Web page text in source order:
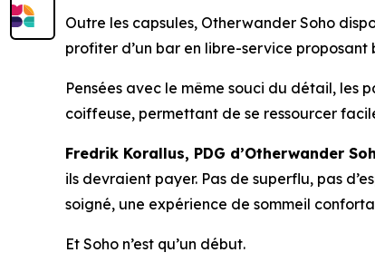
Outre les capsules, Otherwander Soho
profiter d’un bar en libre-service proposant
Pensées avec le même souci du détail, les
coiffeuse, permettant de se ressourcer
Fredrik Korallus, PDG d’Otherwander
ils devraient payer. Pas de superflu, pas
soigné, une expérience de sommeil
Et Soho n’est qu’un début.